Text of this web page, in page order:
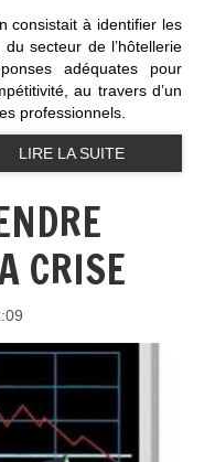
consistait à identifier les
secteur de l’hôtellerie
adéquates pour
au travers d’un
professionnels.
LIRE LA SUITE
CRISE